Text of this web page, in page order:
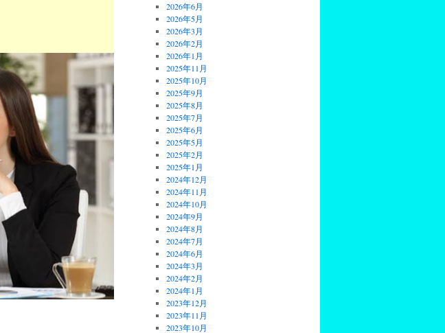
2026年6月
2026年5月
2026年3月
2026年2月
2026年1月
2025年11月
2025年10月
2025年9月
2025年8月
2025年7月
2025年6月
2025年5月
2025年2月
2025年1月
2024年12月
2024年11月
2024年10月
2024年9月
2024年8月
2024年7月
2024年6月
2024年3月
2024年2月
2024年1月
2023年12月
2023年11月
2023年10月